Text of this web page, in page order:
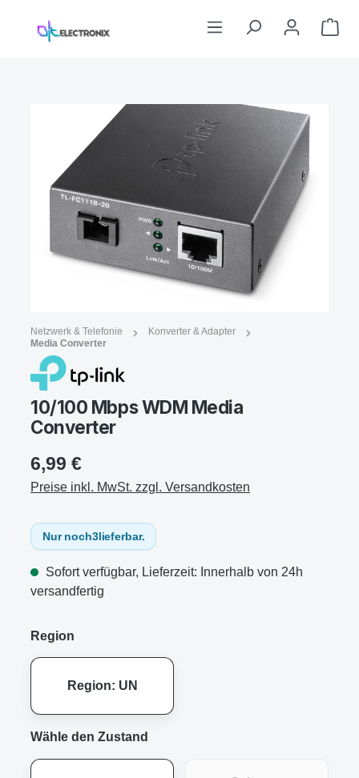
Zum Hauptinhalt springen
Bildergalerie überspringen
Netzwerk & Telefonie
Konverter & Adapter
Media Converter
10/100 Mbps WDM Media
Converter
6,99 €
Preise inkl. MwSt. zzgl. Versandkosten
Nur noch3lieferbar.
Sofort verfügbar, Lieferzeit: Innerhalb von 24h
versandfertig
Region
Region: UN
Wähle den Zustand